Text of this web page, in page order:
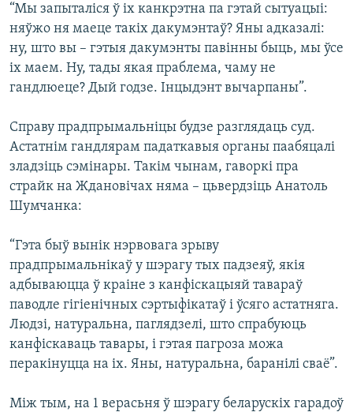
“Мы запыталіся ў іх канкрэтна па гэтай сытуацыі:
няўжо ня маеце такіх дакумэнтаў? Яны адказалі:
ну, што вы – гэтыя дакумэнты павінны быць, мы ўсе
іх маем. Ну, тады якая праблема, чаму не
гандлюеце? Дый годзе. Інцыдэнт вычарпаны”.
Справу прадпрымальніцы будзе разглядаць суд.
Астатнім гандлярам падаткавыя органы паабяцалі
зладзіць сэмінары. Такім чынам, гаворкі пра
страйк на Ждановічах няма – цьвердзіць Анатоль
Шумчанка:
“Гэта быў вынік нэрвовага зрыву
прадпрымальнікаў у шэрагу тых падзеяў, якія
адбываюцца ў краіне з канфіскацыяй тавараў
паводле гігіенічных сэртыфікатаў і ўсяго астатняга.
Людзі, натуральна, паглядзелі, што спрабуюць
канфіскаваць тавары, і гэтая пагроза можа
перакінуцца на іх. Яны, натуральна, баранілі сваё”.
Між тым, на 1 верасьня ў шэрагу беларускіх гарадоў